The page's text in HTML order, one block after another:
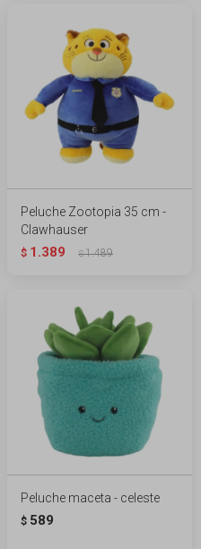
Peluche Zootopia 35 cm -
Clawhauser
$ 1.389 $1.489
Peluche maceta - celeste
$ 589